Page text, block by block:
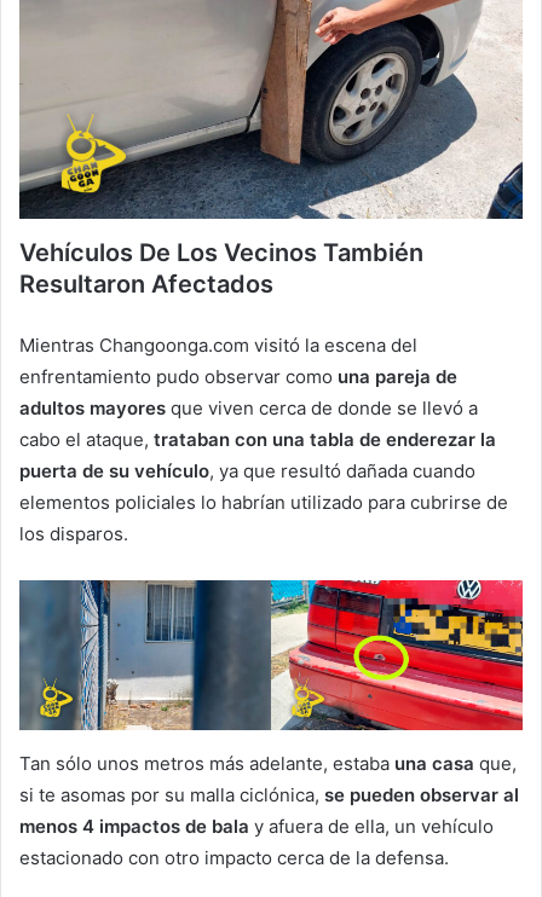
Vehículos De Los Vecinos También
Resultaron Afectados
Mientras Changoonga.com visitó la escena del
enfrentamiento pudo observar como una pareja de
adultos mayores que viven cerca de donde se llevó a
cabo el ataque, trataban con una tabla de enderezar la
puerta de su vehículo, ya que resultó dañada cuando
elementos policiales lo habrían utilizado para cubrirse de
los disparos.
Tan sólo unos metros más adelante, estaba una casa que,
si te asomas por su malla ciclónica, se pueden observar al
menos 4 impactos de bala y afuera de ella, un vehículo
estacionado con otro impacto cerca de la defensa.